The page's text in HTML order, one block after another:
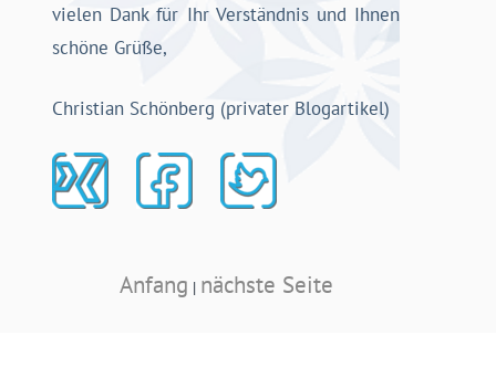
vielen Dank für Ihr Verständnis und Ihnen
schöne Grüße,
Christian Schönberg (privater Blogartikel)
Anfang | nächste Seite